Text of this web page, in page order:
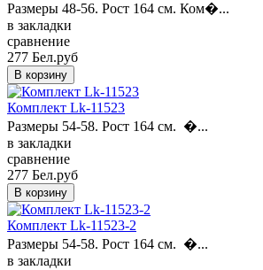
Размеры 48-56. Рост 164 см. Ком�...
в закладки
сравнение
277 Бел.руб
Комплект Lk-11523
Размеры 54-58. Рост 164 см. �...
в закладки
сравнение
277 Бел.руб
Комплект Lk-11523-2
Размеры 54-58. Рост 164 см. �...
в закладки